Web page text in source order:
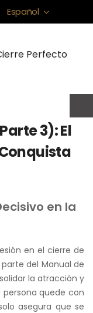
Español
Perfecto
3): El
en la
en el cierre de
del Manual de
la atracción y
quede con
asegura que se